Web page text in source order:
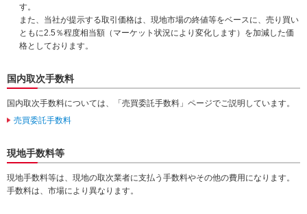
す。
また、当社が提示する取引価格は、現地市場の終値等をベースに、売り買い
ともに2.5％程度相当額（マーケット状況により変化します）を加減した価
格としております。
国内取次手数料
国内取次手数料については、「売買委託手数料」ページでご説明しています。
売買委託手数料
現地手数料等
現地手数料等は、現地の取次業者に支払う手数料やその他の費用になります。
手数料は、市場により異なります。